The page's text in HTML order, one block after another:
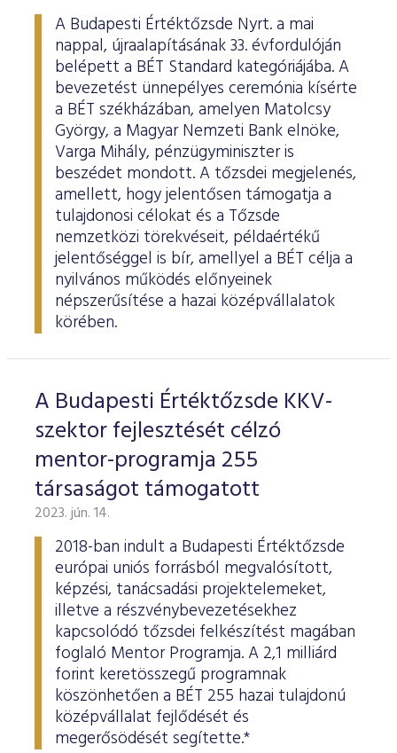
A Budapesti Értéktőzsde Nyrt. a mai
nappal, újraalapításának 33. évfordulóján
belépett a BÉT Standard kategóriájába. A
bevezetést ünnepélyes ceremónia kísérte
a BÉT székházában, amelyen Matolcsy
György, a Magyar Nemzeti Bank elnöke,
Varga Mihály, pénzügyminiszter is
beszédet mondott. A tőzsdei megjelenés,
amellett, hogy jelentősen támogatja a
tulajdonosi célokat és a Tőzsde
nemzetközi törekvéseit, példaértékű
jelentőséggel is bír, amellyel a BÉT célja a
nyilvános működés előnyeinek
népszerűsítése a hazai középvállalatok
körében.
A Budapesti Értéktőzsde KKV-
szektor fejlesztését célzó
mentor-programja 255
társaságot támogatott
2023. jún. 14.
2018-ban indult a Budapesti Értéktőzsde
európai uniós forrásból megvalósított,
képzési, tanácsadási projektelemeket,
illetve a részvénybevezetésekhez
kapcsolódó tőzsdei felkészítést magában
foglaló Mentor Programja. A 2,1 milliárd
forint keretösszegű programnak
köszönhetően a BÉT 255 hazai tulajdonú
középvállalat fejlődését és
megerősödését segítette.*